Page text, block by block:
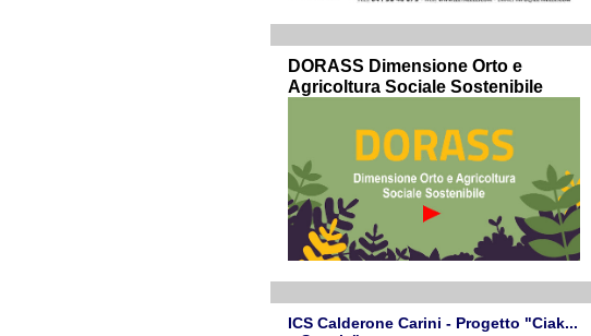
DORASS Dimensione Orto e
Agricoltura Sociale Sostenibile
ICS Calderone Carini - Progetto "Ciak...